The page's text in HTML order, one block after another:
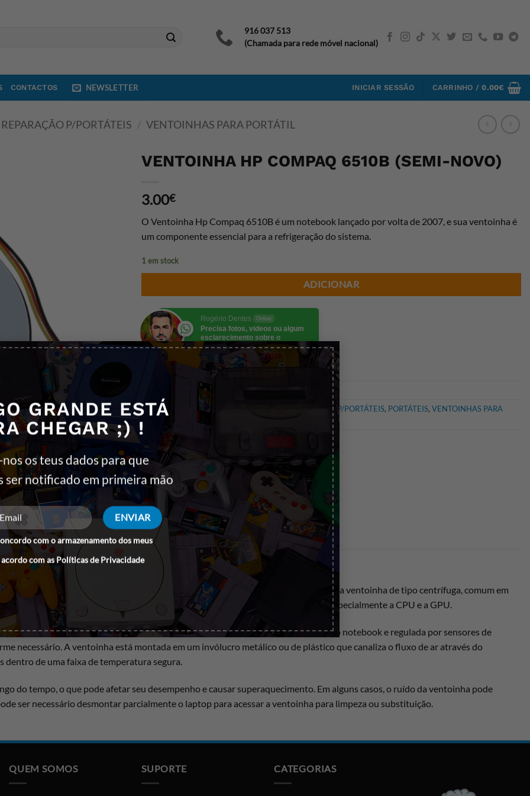
GRANDE ESTÁ
CHEGAR ;) !
os teus dados para que
ser notificado em primeira mão
com o armazenamento dos meus
com as Políticas de Privacidade
×
916 037 513
(Chamada para rede móvel nacional)
CONTACTOS NEWSLETTER INICIAR SESSÃO CARRINHO /0.00€
REPARAÇÃO P/PORTÁTEIS / VENTOINHAS PARA PORTÁTIL
VENTOINHA HP COMPAQ 6510B (SEMI-NOVO)
3.00€
O Ventoinha Hp Compaq 6510B é um notebook lançado por volta de 2007, e sua ventoinha é
um componente essencial para a refrigeração do sistema.
1 em stock
ADICIONAR
Rogério Dentes Online
Precisa fotos, videos ou algum
esclarecimento sobre o
produto? Fala comigo.
Categorias:
INFORMÁTICA PEÇAS DE REPARAÇÃO P/PORTÁTEIS, PORTÁTEIS, VENTOINHAS PARA
PORTÁTIL
Etiquetas:
internamente, próxima à saída de ar lateral ou traseira do notebook. É uma ventoinha de tipo centrífuga, comum em
inferior do laptop e expelir o ar quente gerado pelos componentes internos, especialmente a CPU e a GPU.
motor que gira a alta velocidade. Ela é alimentada diretamente pela placa-mãe do notebook e regulada por sensores de
necessário. A ventoinha está montada em um invólucro metálico ou de plástico que canaliza o fluxo de ar através do
de uma faixa de temperatura segura.
do tempo, o que pode afetar seu desempenho e causar superaquecimento. Em alguns casos, o ruído da ventoinha pode
ser necessário desmontar parcialmente o laptop para acessar a ventoinha para limpeza ou substituição.
QUEM SOMOS SUPORTE CATEGORIAS